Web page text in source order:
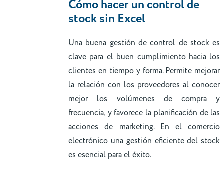
Cómo hacer un control de
stock sin Excel
Una buena gestión de control de stock es
clave para el buen cumplimiento hacia los
clientes en tiempo y forma. Permite mejorar
la relación con los proveedores al conocer
mejor los volúmenes de compra y
frecuencia, y favorece la planificación de las
acciones de marketing. En el comercio
electrónico una gestión eficiente del stock
es esencial para el éxito.